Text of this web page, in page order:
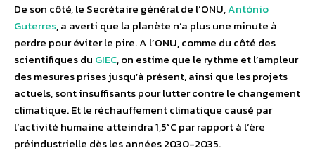
De son côté, le Secrétaire général de l’ONU,António
Guterres, a averti que la planète n’a plus une minute à
perdre pour éviter le pire. A l’ONU, comme du côté des
scientifiques du GIEC, on estime que le rythme et l’ampleur
des mesures prises jusqu’à présent, ainsi que les projets
actuels, sont insuffisants pour lutter contre le changement
climatique. Et le réchauffement climatique causé par
l’activité humaine atteindra 1,5°C par rapport à l’ère
préindustrielle dès les années 2030-2035.